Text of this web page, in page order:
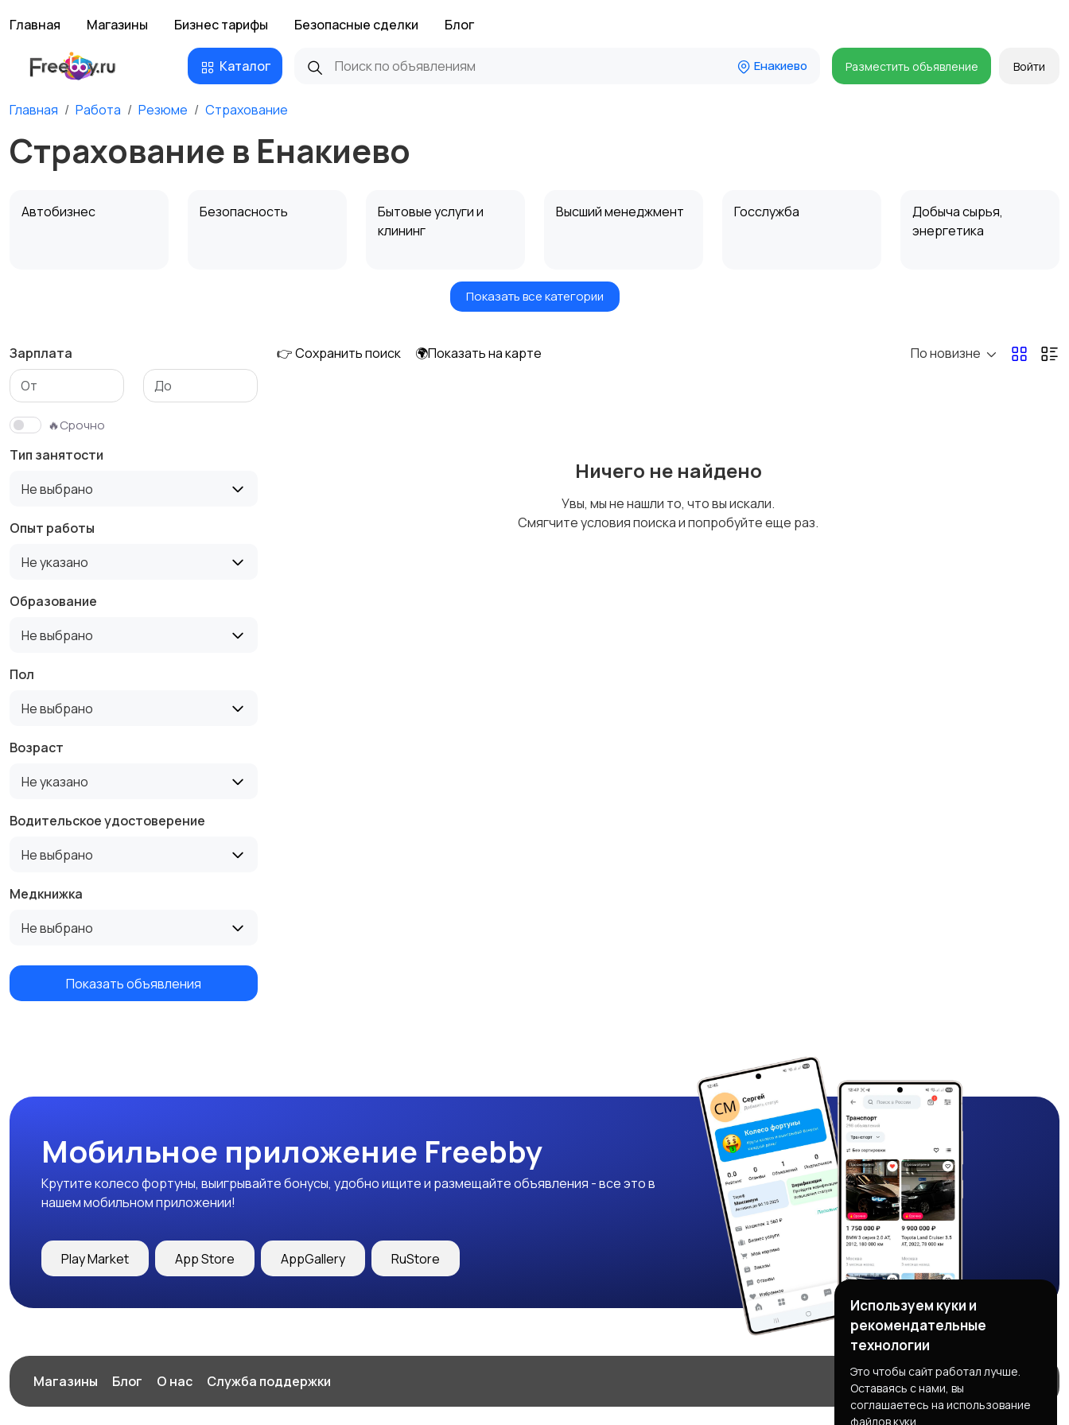
Главная Магазины Бизнес тарифы Безопасные сделки Блог
Каталог Енакиево Разместить объявление Войти
Главная Работа Резюме Страхование
Страхование в Енакиево
Автобизнес Безопасность
Бытовые услуги и
клининг
Высший менеджмент Госслужба
Добыча сырья,
энергетика
Информационные
Искусство и
Медицина Начало карьеры
Производство
Рестораны и
Показать все категории
Зарплата
🔥Срочно
Тип занятости
Не выбрано
Опыт работы
Не указано
Образование
Не выбрано
Пол
Не выбрано
Возраст
Не указано
Водительское удостоверение
Не выбрано
Медкнижка
Не выбрано
Показать объявления
👉 Сохранить поиск 🌍Показать на карте По новизне
Ничего не найдено
Увы, мы не нашли то, что вы искали.
Смягчите условия поиска и попробуйте еще раз.
Мобильное приложение Freebby
Крутите колесо фортуны, выигрывайте бонусы, удобно ищите и размещайте объявления - все это в
нашем мобильном приложении!
Play Market App Store AppGallery RuStore
Магазины Блог О нас Служба поддержки
Используем куки и
рекомендательные
технологии
Это чтобы сайт работал лучше.
Оставаясь с нами, вы
соглашаетесь на использование
файлов куки.